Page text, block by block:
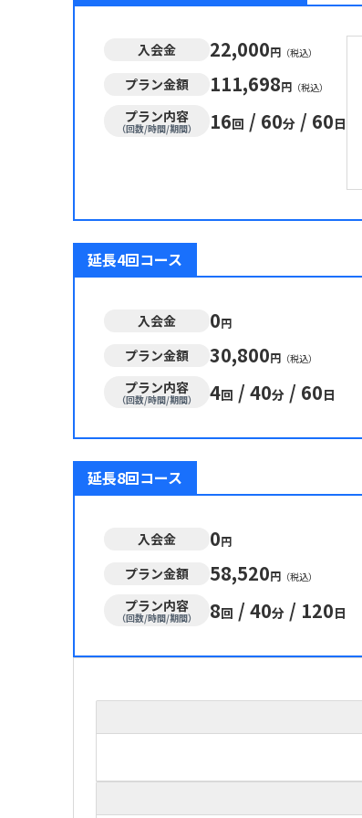
入会金 22,000円 （税込）
プラン金額 111,698円 （税込）
プラン内容
（回数/時間/期間） 16回 / 60分 / 60日
延長4回コース
入会金 0円
プラン金額 30,800円 （税込）
プラン内容
（回数/時間/期間） 4回 / 40分 / 60日
延長8回コース
入会金 0円
プラン金額 58,520円 （税込）
プラン内容
（回数/時間/期間） 8回 / 40分 / 120日